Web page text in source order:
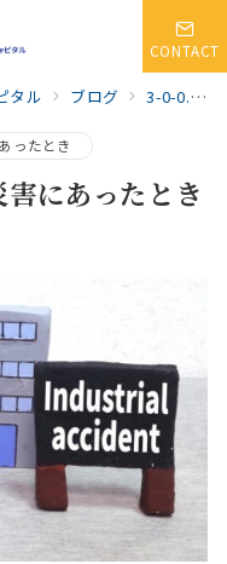
CONTACT
タル ブログ 3-0-0.人事労務・社会保険
ったとき
にあったとき